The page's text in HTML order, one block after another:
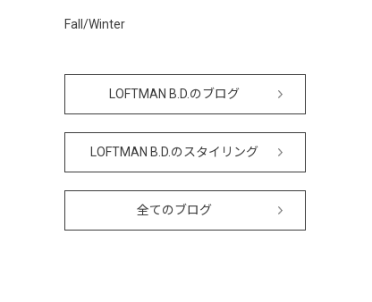
Fall/Winter
LOFTMAN B.D.のブログ
LOFTMAN B.D.のスタイリング
全てのブログ